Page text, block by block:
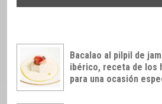
Bacalao al pilpil de
ibérico, receta de los
para una ocasión